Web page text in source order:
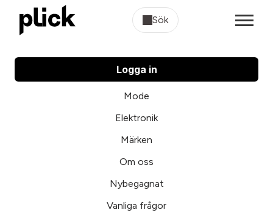
Sök
Logga in
Mode
Elektronik
Märken
Om oss
Nybegagnat
Vanliga frågor